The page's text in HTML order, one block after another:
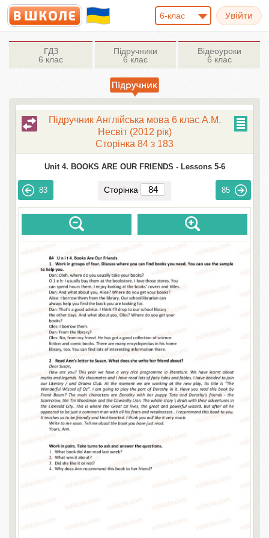
6-клас
ГДЗ
6 клас
Підручники
6 клас
Відеоуроки
6 клас
Підручник Англійська мова 6 клас А.М.
Несвіт (2012 рік)
Сторінка 84 з 183
Unit 4. BOOKS ARE OUR FRIENDS - Lessons 5-6
83 Сторінка 85